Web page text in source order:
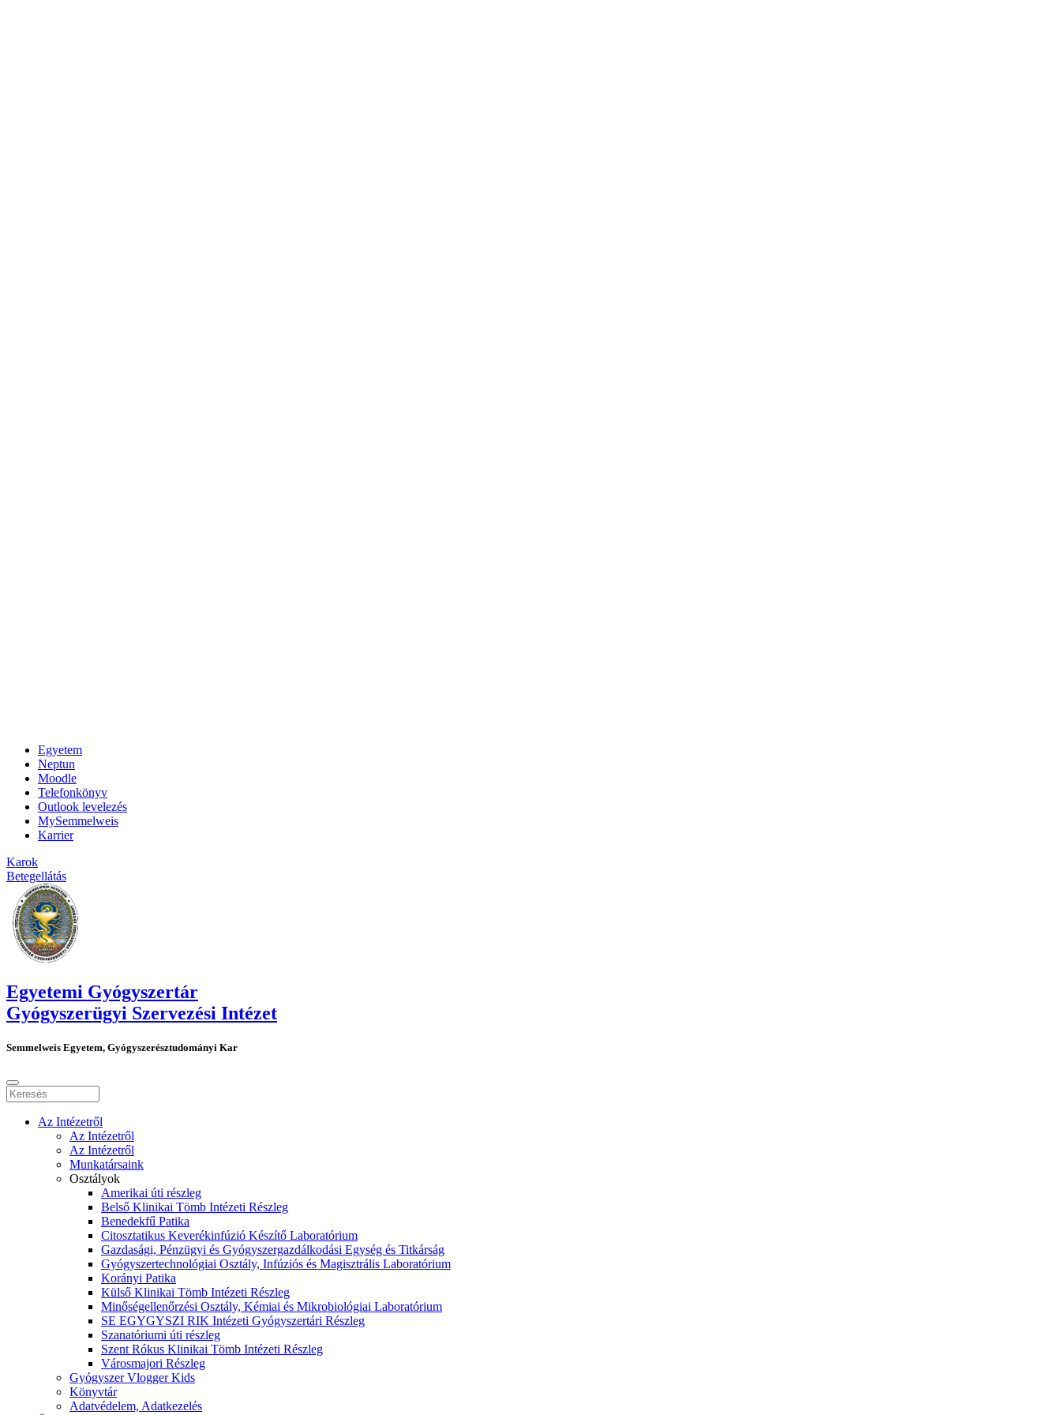
Egyetem
Neptun
Moodle
Telefonkönyv
Outlook levelezés
MySemmelweis
Karrier
Karok
Betegellátás
Egyetemi Gyógyszertár
Gyógyszerügyi Szervezési Intézet
Semmelweis Egyetem, Gyógyszerésztudományi Kar
Az Intézetről
Az Intézetről
Az Intézetről
Munkatársaink
Osztályok
Amerikai úti részleg
Belső Klinikai Tömb Intézeti Részleg
Benedekfű Patika
Citosztatikus Keverékinfúzió Készítő Laboratórium
Gazdasági, Pénzügyi és Gyógyszergazdálkodási Egység és Titkárság
Gyógyszertechnológiai Osztály, Infúziós és Magisztrális Laboratórium
Korányi Patika
Külső Klinikai Tömb Intézeti Részleg
Minőségellenőrzési Osztály, Kémiai és Mikrobiológiai Laboratórium
SE EGYGYSZI RIK Intézeti Gyógyszertári Részleg
Szanatóriumi úti részleg
Szent Rókus Klinikai Tömb Intézeti Részleg
Városmajori Részleg
Gyógyszer Vlogger Kids
Könyvtár
Adatvédelem, Adatkezelés